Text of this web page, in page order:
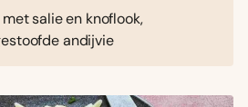
salie en knoflook,
andijvie